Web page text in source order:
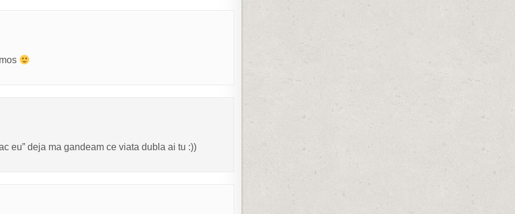
eu” deja ma gandeam ce viata dubla ai tu :))